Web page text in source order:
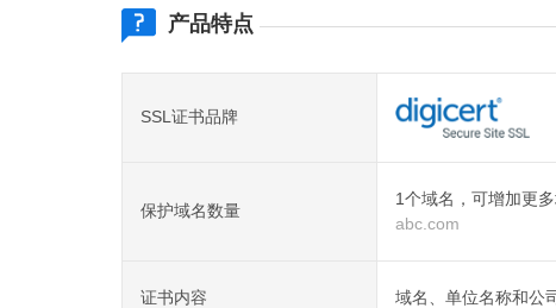
产品特点
SSL证书品牌
保护域名数量
1个域名，可增加更
abc.com
证书内容 域名、单位名称和公